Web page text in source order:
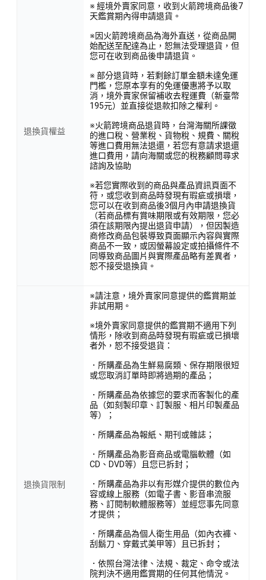
退換貨權益
※ 經境外賣家同意，收到火箭跨境商品後7
天鑑賞期內得申請退貨。
※因火箭跨境商品為海外直送，從商品開
始配送至配達為止，恕無法受理退貨，但
您可在收到商品後申請退貨。
※ 部分退貨時，若剩餘訂單金額未達免運
門檻，您原本享有的免運優惠將予以取
消，境外賣家保留補收去程運費（新臺幣
195元）並直接從退款扣除之權利。
※火箭跨境商品退貨時，台灣海關所課徵
的進口稅、營業稅、貨物稅、規費、關稅
等進口費用無法退還，若您有意請求退還
進口費用，請向海關或您的稅務顧問尋求
諮詢及協助
※若您實際收到的商品與產品資訊頁面不
符，或您收到商品時發現有瑕疵或損壞，
您可以在收到商品後3個月內申請退換貨
（若商品標有賞味期限或有效期限，您必
須在該期限內提出退貨申請），但因製造
商修改商品包裝導致頁面顯示內容與實際
商品不一致，或因螢幕設定或拍攝條件不
同導致商品圖片與實際產品略有差異者，
恕不接受退換貨。
退換貨限制
※請注意，境外賣家同意提供的鑑賞期並
非試用期。
※境外賣家同意提供的鑑賞期不適用下列
情形，除收到商品時發現有瑕疵或已損壞
者外，恕不接受退貨：
．所購產品為生鮮易腐類、保存期限很短
或您取消訂單時即將過期的產品；
．所購產品為依據您的要求而客製化的產
品（如刻製印章、訂製服、相片印製產品
等）；
．所購產品為報紙、期刊或雜誌；
．所購產品為影音商品或電腦軟體（如
CD、DVD等）且您已拆封；
．所購產品為非以有形媒介提供的數位內
容或線上服務（如電子書、影音串流服
務、訂閱制軟體服務等）並經您事先同意
才提供；
．所購產品為個人衛生用品（如內衣褲、
刮鬍刀、穿戴式美甲等）且已拆封；
．依照台灣法律、法規、裁定、命令或法
院判決不適用鑑賞期的任何其他情況。